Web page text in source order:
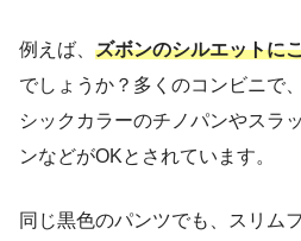
例えば、 ズボンのシルエットに
でしょうか？多くのコンビニで
シックカラーのチノパンやスラ
ンなどがOKとされています。
同じ黒色のパンツでも、スリム